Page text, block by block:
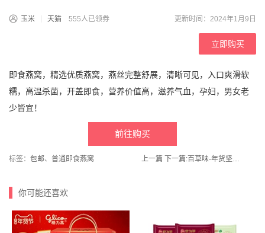
玉米 天猫 555人已领券 更新时间：2024年1月9日
立即购买
即食燕窝，精选优质燕窝，燕丝完整舒展，清晰可见，入口爽滑软
糯，高温杀菌，开盖即食，营养价值高，滋养气血，孕妇，男女老
少皆宜！
前往购买
标签： 包邮、 普通即食燕窝 上一篇 下一篇: 百草味-年货坚果礼盒1294g
你可能还喜欢